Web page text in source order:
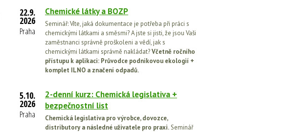
22.9.
2026
Praha
Chemické látky a BOZP
Seminář: Víte, jaká dokumentace je potřeba při práci s
chemickými látkami a směsmi? A jste si jisti, že jsou Vaši
zaměstnanci správně proškoleni a vědí, jak s
chemickými látkami správně nakládat?Včetně ročního
přístupu k aplikaci: Průvodce podnikovou ekologií +
komplet ILNO a značení odpadů.
5.10.
2026
Praha
2-denní kurz: Chemická legislativa +
bezpečnostní list
Chemická legislativa pro výrobce, dovozce,
distributory a následné uživatele pro praxi.Seminář